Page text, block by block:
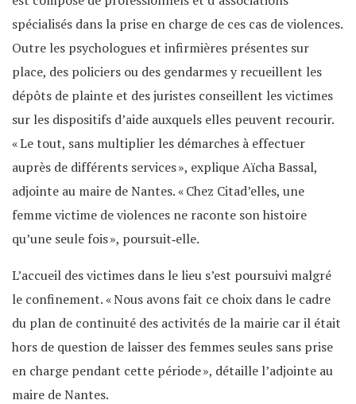
spécialisés dans la prise en charge de ces cas de violences.
Outre les psychologues et infirmières présentes sur
place, des policiers ou des gendarmes y recueillent les
dépôts de plainte et des juristes conseillent les victimes
sur les dispositifs d’aide auxquels elles peuvent recourir.
« Le tout, sans multiplier les démarches à effectuer
auprès de différents services », explique Aïcha Bassal,
adjointe au maire de Nantes. « Chez Citad’elles, une
femme victime de violences ne raconte son histoire
qu’une seule fois », poursuit‐elle.
L’accueil des victimes dans le lieu s’est poursuivi malgré
le confinement. « Nous avons fait ce choix dans le cadre
du plan de continuité des activités de la mairie car il était
hors de question de laisser des femmes seules sans prise
en charge pendant cette période », détaille l’adjointe au
maire de Nantes.